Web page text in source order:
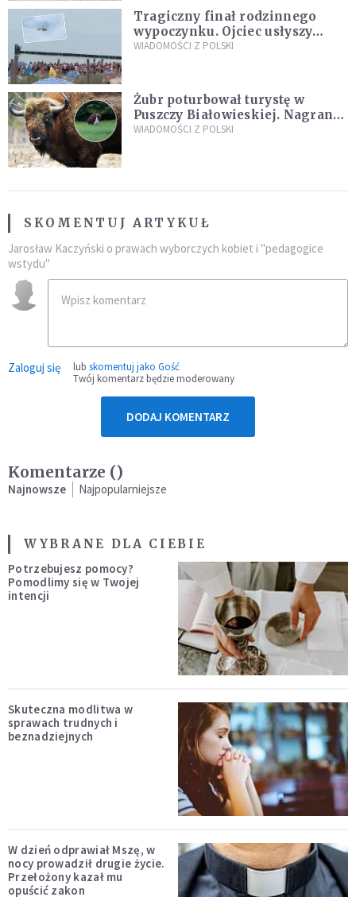
Tragiczny finał rodzinnego
wypoczynku. Ojciec usłyszy
zarzuty
WIADOMOŚCI Z POLSKI
Żubr poturbował turystę w
Puszczy Białowieskiej. Nagranie
daje do myślenia
WIADOMOŚCI Z POLSKI
SKOMENTUJ ARTYKUŁ
Jarosław Kaczyński o prawach wyborczych kobiet i "pedagogice
wstydu"
Zaloguj się lub skomentuj jako Gość
Twój komentarz będzie moderowany
DODAJ KOMENTARZ
Komentarze ()
Najnowsze Najpopularniejsze
WYBRANE DLA CIEBIE
Potrzebujesz pomocy?
Pomodlimy się w Twojej
intencji
Skuteczna modlitwa w
sprawach trudnych i
beznadziejnych
W dzień odprawiał Mszę, w
nocy prowadził drugie życie.
Przełożony kazał mu
opuścić zakon